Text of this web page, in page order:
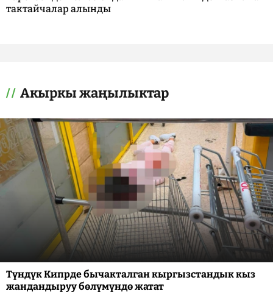
тактайчалар алынды
Акыркы жаңылыктар
Түндүк Кипрде бычакталган кыргызстандык кыз
жандандыруу бөлүмүндө жатат